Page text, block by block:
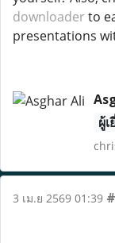
downloader to
presentations
ผู้
3 เม.ย 2569 01:39